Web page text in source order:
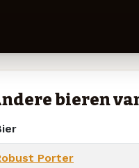
bieren
Porter